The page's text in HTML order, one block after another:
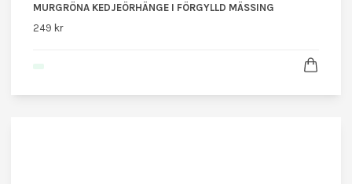
MURGRÖNA KEDJEÖRHÄNGE I FÖRGYLLD MÄSSING
249 kr